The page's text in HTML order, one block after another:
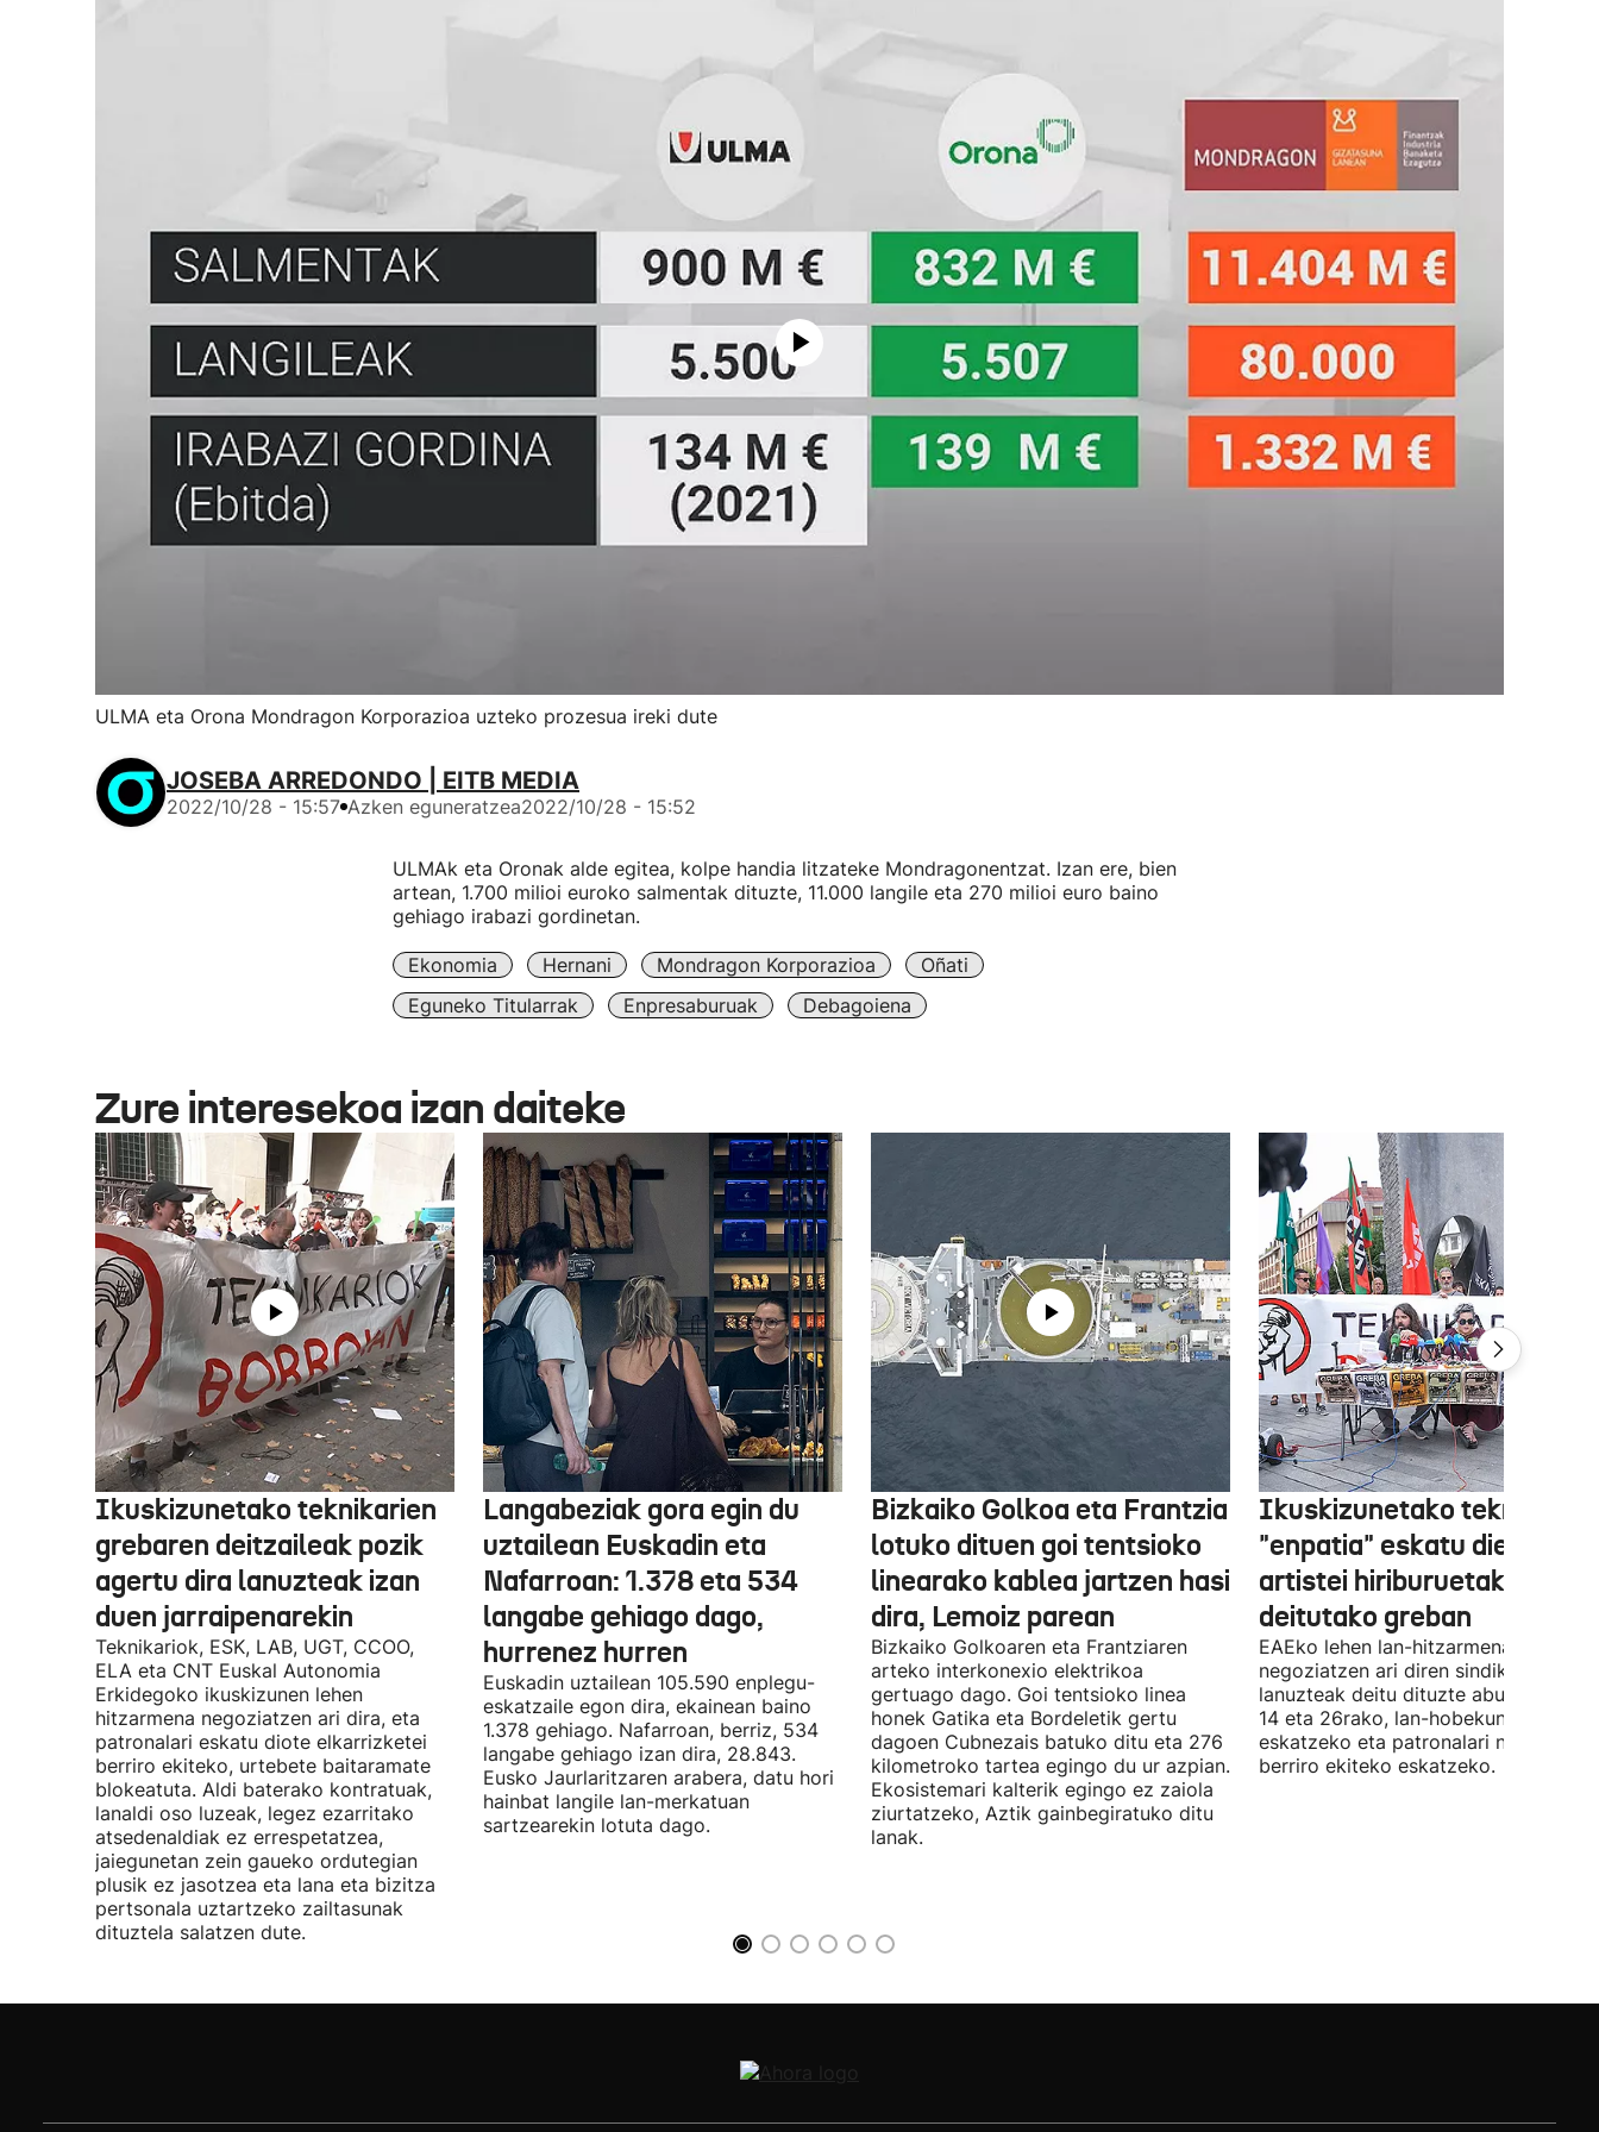
ULMA eta Orona Mondragon Korporazioa uzteko prozesua ireki dute
JOSEBA ARREDONDO | EITB MEDIA
2022/10/28 - 15:57 Azken eguneratzea2022/10/28 - 15:52
ULMAk eta Oronak alde egitea, kolpe handia litzateke Mondragonentzat. Izan ere, bien
artean, 1.700 milioi euroko salmentak dituzte, 11.000 langile eta 270 milioi euro baino
gehiago irabazi gordinetan.
Ekonomia Hernani Mondragon Korporazioa
Oñati
Eguneko Titularrak
Enpresaburuak Debagoiena
Zure interesekoa izan daiteke
Ikuskizunetako teknikarien
grebaren deitzaileak pozik
agertu dira lanuzteak izan
duen jarraipenarekin
Teknikariok, ESK, LAB, UGT, CCOO,
ELA eta CNT Euskal Autonomia
Erkidegoko ikuskizunen lehen
hitzarmena negoziatzen ari dira, eta
patronalari eskatu diote elkarrizketei
berriro ekiteko, urtebete baitaramate
blokeatuta. Aldi baterako kontratuak,
lanaldi oso luzeak, legez ezarritako
atsedenaldiak ez errespetatzea,
jaiegunetan zein gaueko ordutegian
plusik ez jasotzea eta lana eta bizitza
pertsonala uztartzeko zailtasunak
dituztela salatzen dute.
Langabeziak gora egin du
uztailean Euskadin eta
Nafarroan: 1.378 eta 534
langabe gehiago dago,
hurrenez hurren
Euskadin uztailean 105.590 enplegu-
eskatzaile egon dira, ekainean baino
1.378 gehiago. Nafarroan, berriz, 534
langabe gehiago izan dira, 28.843.
Eusko Jaurlaritzaren arabera, datu hori
hainbat langile lan-merkatuan
sartzearekin lotuta dago.
Bizkaiko Golkoa eta Frantzia
lotuko dituen goi tentsioko
linearako kablea jartzen hasi
dira, Lemoiz parean
Bizkaiko Golkoaren eta Frantziaren
arteko interkonexio elektrikoa
gertuago dago. Goi tentsioko linea
honek Gatika eta Bordeletik gertu
dagoen Cubnezais batuko ditu eta 276
kilometroko tartea egingo du ur azpian.
Ekosistemari kalterik egingo ez zaiola
ziurtatzeko, Aztik gainbegiratuko ditu
lanak.
Ikuskizunetako teknikariek
"enpatia" eskatu diete
artistei hiriburuetako
deitutako greban
EAEko lehen lan-hitzarmena
negoziatzen ari diren sindikatuek
lanuzteak deitu dituzte abuztuaren 5,
14 eta 26rako, lan-hobekuntzak
eskatzeko eta patronalari
berriro ekiteko eskatzeko.